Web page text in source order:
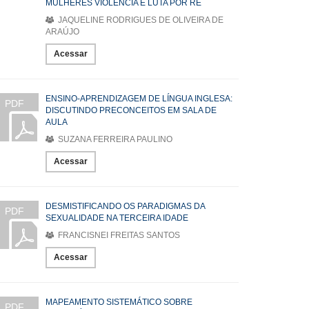
MULHERES VIOLÊNCIA E LUTA POR RE
JAQUELINE RODRIGUES DE OLIVEIRA DE
ARAÚJO
Acessar
PDF
ENSINO-APRENDIZAGEM DE LÍNGUA INGLESA:
DISCUTINDO PRECONCEITOS EM SALA DE
AULA
SUZANA FERREIRA PAULINO
Acessar
PDF
DESMISTIFICANDO OS PARADIGMAS DA
SEXUALIDADE NA TERCEIRA IDADE
FRANCISNEI FREITAS SANTOS
Acessar
MAPEAMENTO SISTEMÁTICO SOBRE